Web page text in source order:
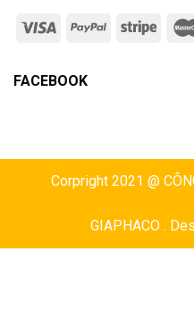
FACEBOOK
Corpright 2021 @
GIAPHACO .